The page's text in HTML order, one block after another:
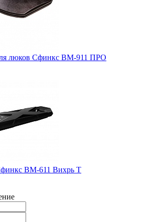
люков Сфинкс ВМ-911 ПРО
ВМ-611 Вихрь Т